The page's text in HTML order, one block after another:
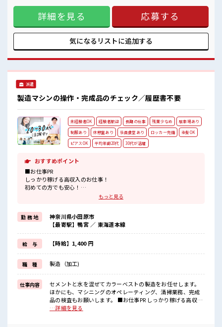
高収入もバッチリ目指せますよ★
方も大カンゲイ≫ 新しいことにチャレンジするのは不安だけ
ど、 しっかり働く環境が整っています！ イチからスキルUP・
ステップUP目指していきましょう！！ ■職場の雰囲気 『少人
数』だからコミュニケーションも取りやすい！ 明るすぎたり
奇抜過ぎなければヘアカラーOK！ 休憩室完備でランチや休憩
も充実しそう♪ 高収入もバッチリ目指せますよ★
詳細を見る 応募する
気になるリストに追加する
派遣
製造マシンの操作・完成品のチェック／履歴書不要
未経験者OK 経験者歓迎 長期の仕事 残業少なめ
駐車場あり
制服あり
休憩室あり 社員食堂あり ロッカー完備
染髪OK
ピアスOK
平均年齢20代 30代が活躍
おすすめポイント
■お仕事PR
しっかり稼げる高収入のお仕事！
初めての方でも安心！
担当がしっかりバックアップします。
・製造業の工場勤務に興味がある方。
・高収入で働きたい方。
・担当者のサポートが必要な方。
≪稼ぎたい人向け≫
高収入を希望される方にオススメ。
残業は月20時間以上あります♪
≪機能的な制服アリ≫
制服があるので事前準備不要♪
■職場の雰囲気
《20代・30代のスタッフさん活躍中》
メニュー豊富な社員食堂あり！
ドリンクサーバー無料♪
もっと見る
勤 務 地
神奈川県小田原市
【最寄駅】鴨宮 ／ 東海道本線
給 与 【時給】1,400 円
職 種 製造（加工)
仕事内容
セメントと水を混ぜてカラーベストの製造をお任せします。
ほかにも、マシニングのオペレーティング、清掃業務、完成
品の検査もお願いします。 ■お仕事PR しっかり稼げる高収入
のお仕事！ 初めての方でも安心！ 担当がしっかりバックアッ
…詳細を見る